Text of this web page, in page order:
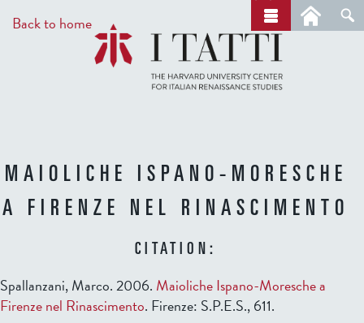
to
main
Back to home
r
c
h
MAIOLICHE ISPANO-MORESCHE
A FIRENZE NEL RINASCIMENTO
CITATION:
Spallanzani, Marco. 2006. Maioliche Ispano-Moresche a
Firenze nel Rinascimento. Firenze: S.P.E.S., 611.